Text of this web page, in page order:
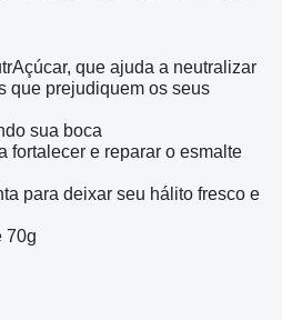
que ajuda a neutralizar
que prejudiquem os seus
sua boca
fortalecer e reparar o esmalte
para deixar seu hálito fresco e
70g